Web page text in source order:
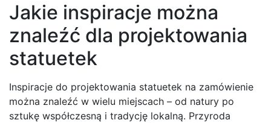
Jakie inspiracje można
znaleźć dla projektowania
statuetek
Inspiracje do projektowania statuetek na zamówienie
można znaleźć w wielu miejscach – od natury po
sztukę współczesną i tradycję lokalną. Przyroda